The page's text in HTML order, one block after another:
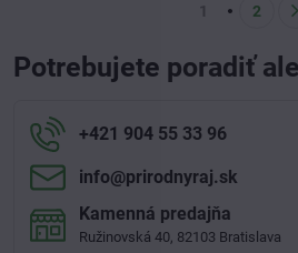
1 2
Potrebujete poradiť
+421 904 55 33 96
info​@prirodnyraj​.sk
Kamenná predajňa
Ružinovská 40, 82103 Bratislava